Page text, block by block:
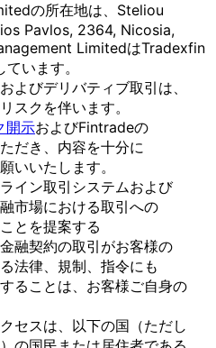
の所在地は、 Steliou
Pavlos, 2364, Nicosia,
LimitedはTradexfin
ています。
よびデリバティブ取引は、
スクを伴います。
開示およびFintradeの
だき、 内容を十分に
いいたします。
イン取引システムおよび
市場における取引への
ことを提案する
金融契約の取引がお客様の
法律、 規制、 指令にも
る ことは、 お客様ご自身の
セスは、 以下の国 （ただし